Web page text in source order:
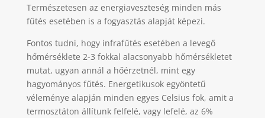
Természetesen az energiaveszteség minden más
fűtés esetében is a fogyasztás alapját képezi.
Fontos tudni, hogy infrafűtés esetében a levegő
hőmérséklete 2-3 fokkal alacsonyabb hőmérsékletet
mutat, ugyan annál a hőérzetnél, mint egy
hagyományos fűtés. Energetikusok egyöntetű
véleménye alapján minden egyes Celsius fok, amit a
termosztáton állítunk felfelé, vagy lefelé, az 6%